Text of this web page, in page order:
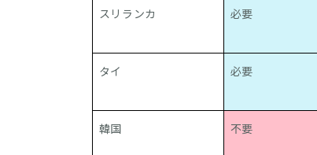
スリランカ 必要
タイ 必要
韓国 不要